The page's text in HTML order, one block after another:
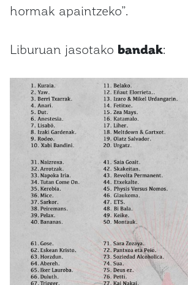
hormak apaintzeko”.
Liburuan jasotako bandak: